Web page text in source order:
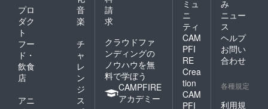
プロ
ダク
ト
音
楽
フー
ド・
飲食
店
チ
ャ
レ
ン
ジ
アニ
ス
請
求
クラウドファ
ンディングの
ノウハウを無
料で学ぼう
CAMPFIRE
アカデミー
ミュ
ニ
ティ
CAM
PFI
RE
Crea
tion
CAM
PFI
み
ニュー
ス
ヘルプ
お問い
合わせ
各種規定
利用規